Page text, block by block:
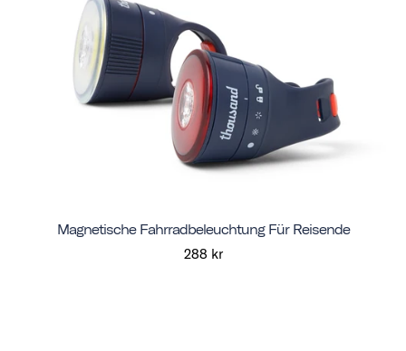
Magnetische Fahrradbeleuchtung Für Reisende
288 kr